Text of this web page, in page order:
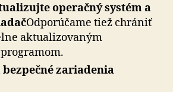
operačný systém a
Odporúčame tiež chrániť
aktualizovaným
zariadenia